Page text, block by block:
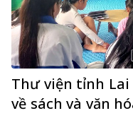
Thư viện tỉnh
về sách và văn